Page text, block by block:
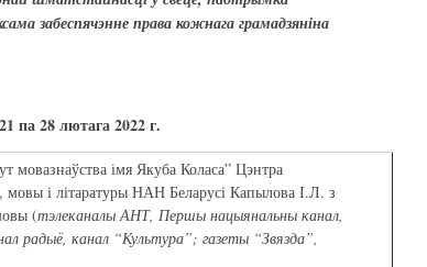
забеспячэнне права кожнага грамадзяніна
па 28 лютага 2022 г.
мовазнаўства імя Якуба Коласа” Цэнтра
мовы і літаратуры НАН Беларусі Капылова І.Л. з
(тэлеканалы АНТ, Першы нацыянальны канал,
радыё, канал “Культура”; газеты “Звязда”,